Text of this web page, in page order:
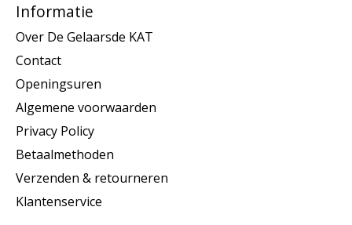
Informatie
Over De Gelaarsde KAT
Contact
Openingsuren
Algemene voorwaarden
Privacy Policy
Betaalmethoden
Verzenden & retourneren
Klantenservice